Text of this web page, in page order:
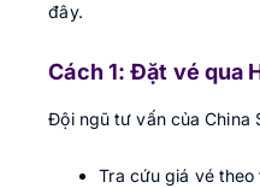
đây.
Cách 1: Đặt vé qua
Đội ngũ tư vấn của China
Tra cứu giá vé